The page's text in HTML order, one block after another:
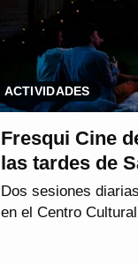
ACTIVIDADES
Fresqui Cine
las tardes de
Dos sesiones
en el Centro